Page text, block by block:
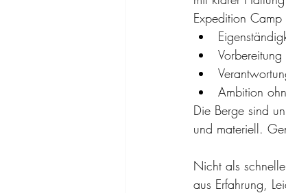
Expedition Camp
Ambition
Die Berge sind
und materiell.
Nicht als
aus Erfahrung,